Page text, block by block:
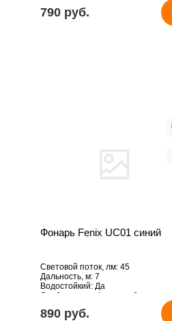
790 pуб.
Фонарь Fenix UC01 синий
Световой поток, лм: 45
Дальность, м: 7
Водостойкий: Да
Особенности: Фонарик-брелок
890 pуб.